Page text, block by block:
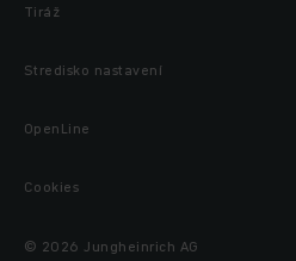
Tiráž
Stredisko nastavení
OpenLine
Cookies
© 2026 Jungheinrich AG